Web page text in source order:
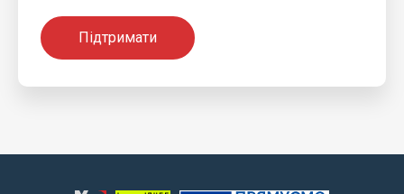
Підтримати